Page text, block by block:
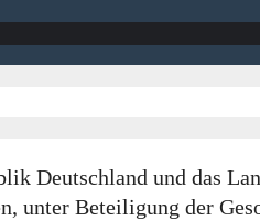
Deutschland und das
unter Beteiligung der